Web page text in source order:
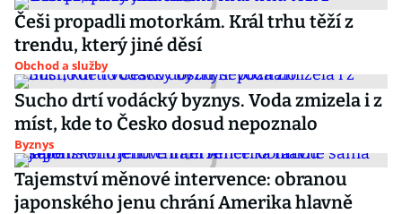
Češi propadli motorkám. Král trhu těží z
trendu, který jiné děsí
Obchod a služby
Sucho drtí vodácký byznys. Voda zmizela i z
míst, kde to Česko dosud nepoznalo
Byznys
Tajemství měnové intervence: obranou
japonského jenu chrání Amerika hlavně